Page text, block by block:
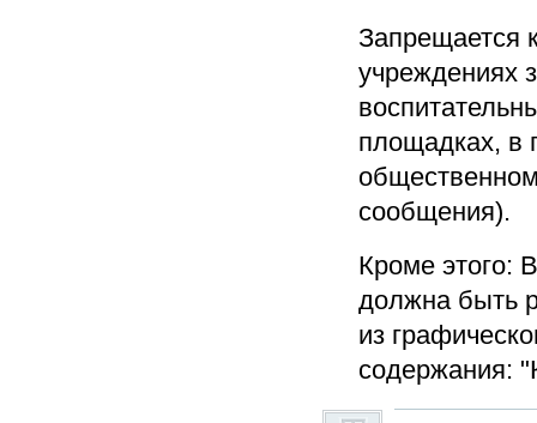
Запрещается
учреждениях
площадках, в
сообщения).
Кроме этого:
должна быть
из
содержания: